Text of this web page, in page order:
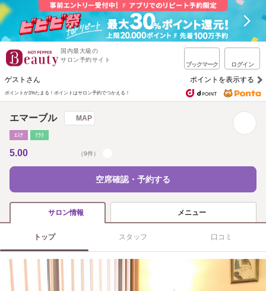
国内最大級の
サロン予約サイト
ブックマーク ログイン
ゲストさん ポイントを表示する
ポイントが1%たまる！ ポイントはサロン予約でつかえる！
エマーブル MAP
ｴｽﾃ ﾘﾗｸ
5.00 （9件）
空席確認・予約する
サロン情報 メニュー
トップ スタッフ 口コミ